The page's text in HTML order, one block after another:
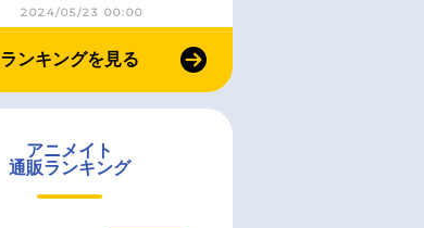
2024/05/23 00:00
ランキングを見る
アニメイト
通販ランキング